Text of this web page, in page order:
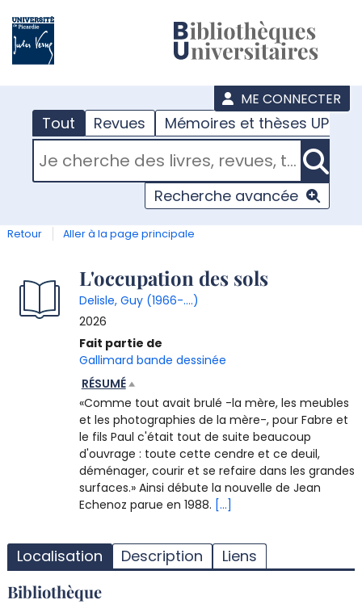
ME CONNECTER
Tout Revues Mémoires et thèses UPJV
RECHERCHER DANS "TOUT"
Recherche avancée
Retour Aller à la page principale
Détail
document
L'occupation des sols
Delisle, Guy (1966-....)
2026
Fait partie de
Gallimard bande dessinée
RÉSUMÉ
«Comme tout avait brulé -la mère, les meubles
et les photographies de la mère-, pour Fabre et
le fils Paul c'était tout de suite beaucoup
d'ouvrage : toute cette cendre et ce deuil,
déménager, courir et se refaire dans les grandes
surfaces.» Ainsi débute la nouvelle de Jean
Echenoz parue en 1988. [...]
Localisation Description Liens
Bibliothèque